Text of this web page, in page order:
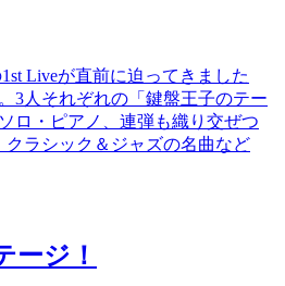
Liveが直前に迫ってきました
3人それぞれの「鍵盤王子のテー
ロ・ピアノ、連弾も織り交ぜつ
ラシック＆ジャズの名曲など
ージ！